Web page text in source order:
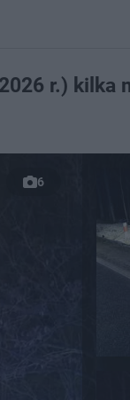
r.) kilka
6